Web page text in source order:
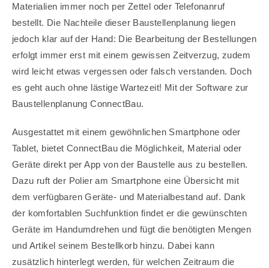
Materialien immer noch per Zettel oder Telefonanruf
bestellt. Die Nachteile dieser Baustellenplanung liegen
jedoch klar auf der Hand: Die Bearbeitung der Bestellungen
erfolgt immer erst mit einem gewissen Zeitverzug, zudem
wird leicht etwas vergessen oder falsch verstanden. Doch
es geht auch ohne lästige Wartezeit! Mit der Software zur
Baustellenplanung ConnectBau.
Ausgestattet mit einem gewöhnlichen Smartphone oder
Tablet, bietet ConnectBau die Möglichkeit, Material oder
Geräte direkt per App von der Baustelle aus zu bestellen.
Dazu ruft der Polier am Smartphone eine Übersicht mit
dem verfügbaren Geräte- und Materialbestand auf. Dank
der komfortablen Suchfunktion findet er die gewünschten
Geräte im Handumdrehen und fügt die benötigten Mengen
und Artikel seinem Bestellkorb hinzu. Dabei kann
zusätzlich hinterlegt werden, für welchen Zeitraum die